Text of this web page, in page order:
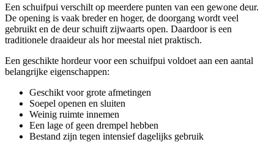
Een schuifpui verschilt op meerdere punten van een gewone deur.
De opening is vaak breder en hoger, de doorgang wordt veel
gebruikt en de deur schuift zijwaarts open. Daardoor is een
traditionele draaideur als hor meestal niet praktisch.
Een geschikte hordeur voor een schuifpui voldoet aan een aantal
belangrijke eigenschappen:
Geschikt voor grote afmetingen
Soepel openen en sluiten
Weinig ruimte innemen
Een lage of geen drempel hebben
Bestand zijn tegen intensief dagelijks gebruik